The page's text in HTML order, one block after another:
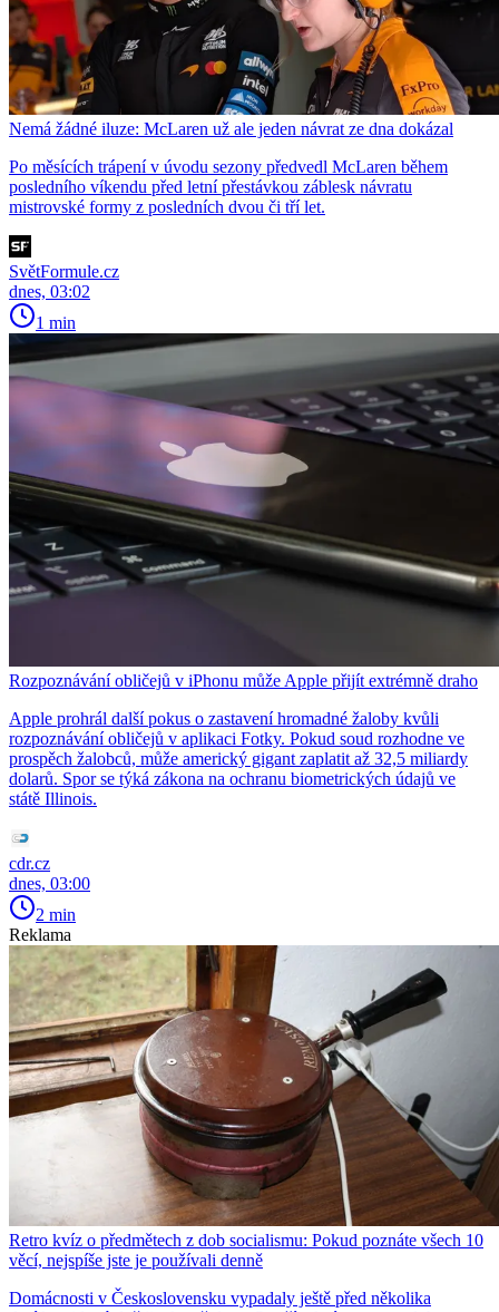
Nemá žádné iluze: McLaren už ale jeden návrat ze dna dokázal
Po měsících trápení v úvodu sezony předvedl McLaren během
posledního víkendu před letní přestávkou záblesk návratu
mistrovské formy z posledních dvou či tří let.
SvětFormule.cz
dnes, 03:02
1 min
Rozpoznávání obličejů v iPhonu může Apple přijít extrémně draho
Apple prohrál další pokus o zastavení hromadné žaloby kvůli
rozpoznávání obličejů v aplikaci Fotky. Pokud soud rozhodne ve
prospěch žalobců, může americký gigant zaplatit až 32,5 miliardy
dolarů. Spor se týká zákona na ochranu biometrických údajů ve
státě Illinois.
cdr.cz
dnes, 03:00
2 min
Reklama
Retro kvíz o předmětech z dob socialismu: Pokud poznáte všech 10
věcí, nejspíše jste je používali denně
Domácnosti v Československu vypadaly ještě před několika